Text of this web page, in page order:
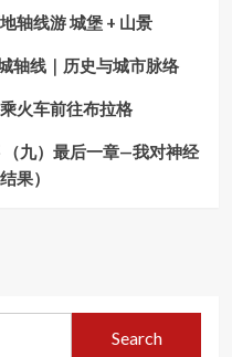
轴线游 城堡 + 山景
轴线｜历史与城市脉络
火车前往布拉格
九）最后一章—我对神经
果）
Search